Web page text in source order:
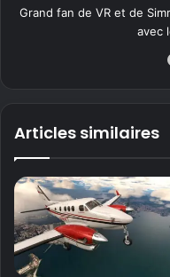
Grand fan de VR et de
avec
Articles similaires